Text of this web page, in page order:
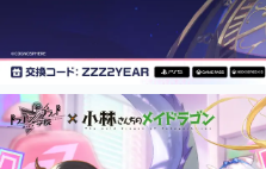
ピックアップ